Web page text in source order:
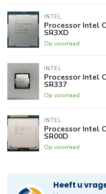
INTEL
Processor Intel
SR3XD
Op voorraad
INTEL
Processor Intel
SR337
Op voorraad
INTEL
Processor Intel
SR00D
Op voorraad
Heeft u